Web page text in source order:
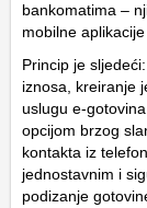
bankomatima –
mobilne aplikacije
Princip je
iznosa, kreiranje
uslugu e-
opcijom brzog
kontakta iz
jednostavnim i
podizanje